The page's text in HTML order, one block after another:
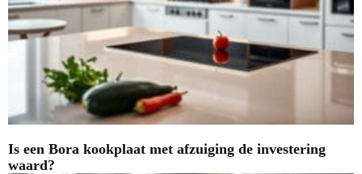
Is een Bora kookplaat met afzuiging de investering
waard?